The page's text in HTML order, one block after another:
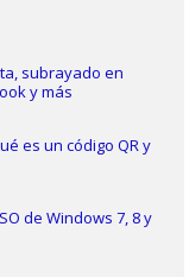
subrayado en
y más
es un código QR y
de Windows 7, 8 y